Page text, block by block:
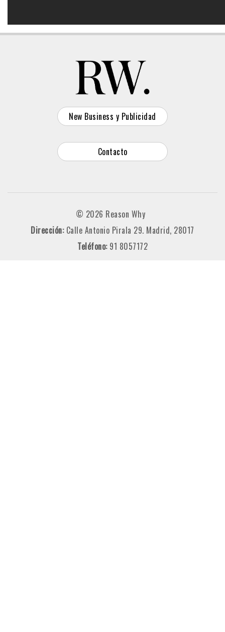
New Business y Publicidad
Contacto
© 2026 Reason Why
Dirección: Calle Antonio Pirala 29. Madrid, 28017
Teléfono: 91 8057172